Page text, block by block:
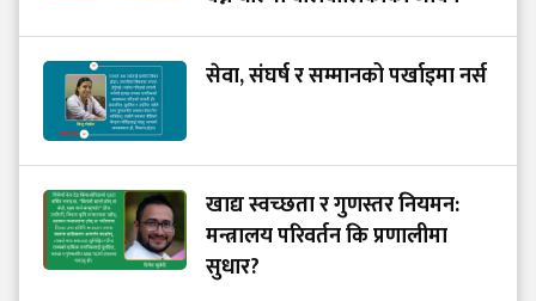
सेवा, संघर्ष र सम्मानको पर्खाइमा नर्स
खाद्य स्वच्छता र गुणस्तर नियमन:
मन्त्रालय परिवर्तन कि प्रणालीमा
सुधार?